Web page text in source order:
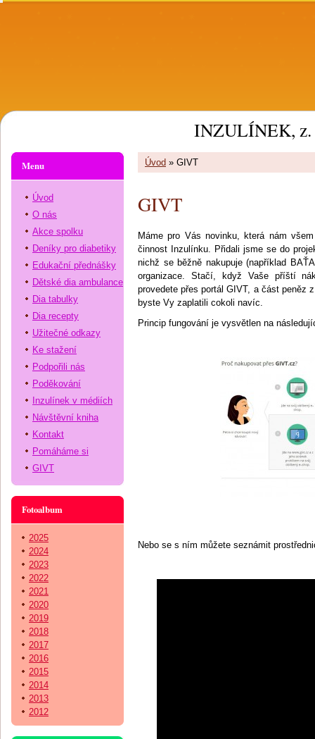
INZULÍNEK, z.
Úvod » GIVT
GIVT
Máme pro Vás novinku, která nám
činnost Inzulínku. Přidali jsme se do
nichž se běžně nakupuje (například
organizace. Stačí, když Vaše příští
provedete přes portál GIVT, a část peněz
byste Vy zaplatili cokoli navíc.
Princip fungování je vysvětlen na
Nebo se s ním můžete seznámit
Menu
Úvod
O nás
Akce spolku
Deníky pro diabetiky
Edukační přednášky
Dětské dia ambulance
Dia tabulky
Dia recepty
Užitečné odkazy
Ke stažení
Podpořili nás
Poděkování
Inzulínek v médiích
Návštěvní kniha
Kontakt
Pomáháme si
GIVT
Fotoalbum
2025
2024
2023
2022
2021
2020
2019
2018
2017
2016
2015
2014
2013
2012